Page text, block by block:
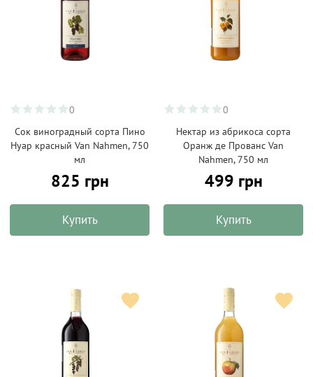
0
Сок виноградный сорта Пино
Нуар красный Van Nahmen, 750
мл
825 грн
Купить
0
Нектар из абрикоса сорта
Оранж де Прованс Van
Nahmen, 750 мл
499 грн
Купить